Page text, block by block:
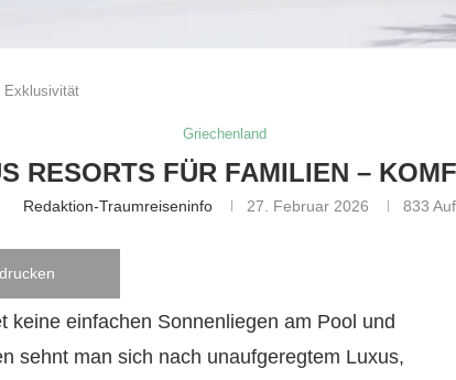
Exklusivität
Griechenland
RESORTS FÜR FAMILIEN –
Redaktion-Traumreiseninfo 27. Februar 2026 833
drucken
einfachen Sonnenliegen am Pool und
sehnt man sich nach unaufgeregtem Luxus,